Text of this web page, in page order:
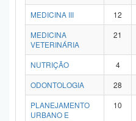
MEDICINA III
12
MEDICINA
VETERINÁRIA
21
NUTRIÇÃO 4
ODONTOLOGIA
28
PLANEJAMENTO
URBANO E
10